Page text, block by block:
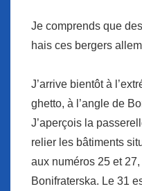
Je comprends que
hais ces bergers
J’arrive bientôt à
ghetto, à l’angle de
J’aperçois la
relier les bâtiments
aux numéros 25 et
Bonifraterska. Le 31